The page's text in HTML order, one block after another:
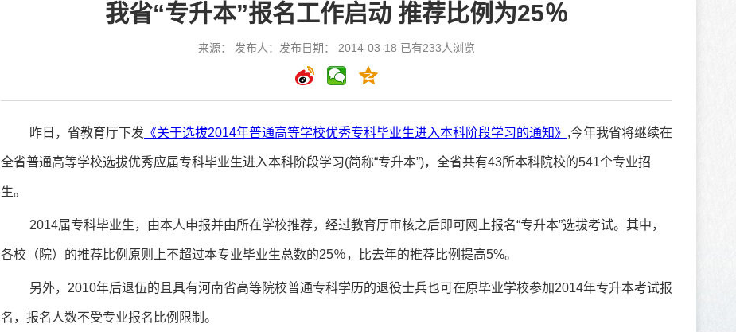
我省“专升本”报名工作启动 推荐比例为25％
来源： 发布人：发布日期： 2014-03-18 已有233 人浏览
昨日，省教育厅下发 《关于选拔2014年普通高等学校优秀专科毕业生进入本科阶段学习的通知》 ,今年我省将继续在
全省普通高等学校选拔优秀应届专科毕业生进入本科阶段学习(简称“专升本”)，全省共有43所本科院校的541个专业招
生。
2014届专科毕业生，由本人申报并由所在学校推荐，经过教育厅审核之后即可网上报名“专升本”选拔考试。其中，
各校（院）的推荐比例原则上不超过本专业毕业生总数的25％，比去年的推荐比例提高5%。
另外，2010年后退伍的且具有河南省高等院校普通专科学历的退役士兵也可在原毕业学校参加2014年专升本考试报
名，报名人数不受专业报名比例限制。